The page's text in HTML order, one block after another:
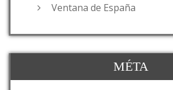
Ventana de España
MÉTA